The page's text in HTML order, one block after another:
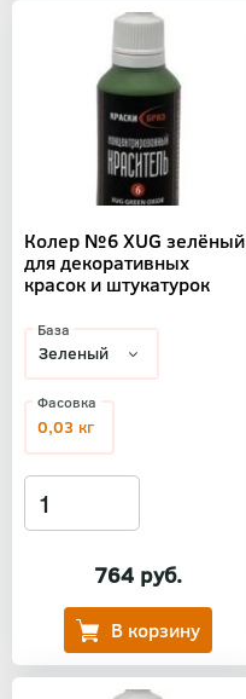
Колер №6 XUG зелёный
для декоративных
красок и штукатурок
764 руб.
База
Фасовка
0,03 кг